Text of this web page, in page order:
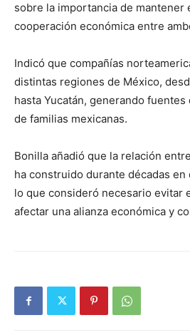
sobre la importancia de mantener
cooperación económica entre
Indicó que compañías
distintas regiones de México,
hasta Yucatán, generando
de familias mexicanas.
Bonilla añadió que la relación
ha construido durante décadas
lo que consideró necesario evitar
afectar una alianza económica y